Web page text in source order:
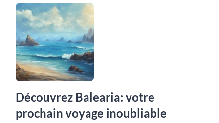
Découvrez Balearia: votre
prochain voyage inoubliable